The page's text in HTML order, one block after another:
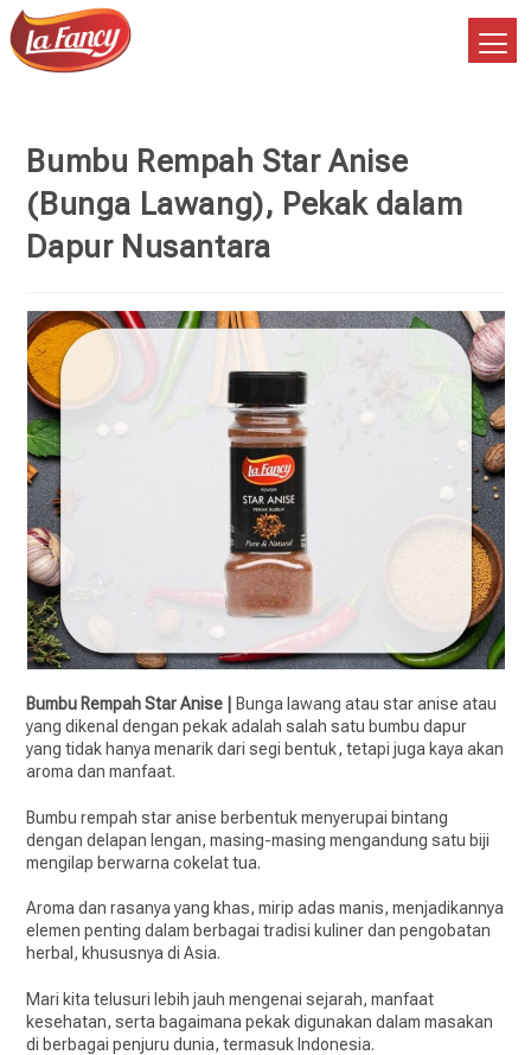
Bumbu Rempah Star Anise
(Bunga Lawang), Pekak dalam
Dapur Nusantara
Bumbu Rempah Star Anise |
Bunga lawang atau star anise atau
yang dikenal dengan pekak adalah salah satu bumbu dapur
yang tidak hanya menarik dari segi bentuk, tetapi juga kaya akan
aroma dan manfaat.
Bumbu rempah star anise berbentuk menyerupai bintang
dengan delapan lengan, masing-masing mengandung satu biji
mengilap berwarna cokelat tua.
Aroma dan rasanya yang khas, mirip adas manis, menjadikannya
elemen penting dalam berbagai tradisi kuliner dan pengobatan
herbal, khususnya di Asia.
Mari kita telusuri lebih jauh mengenai sejarah, manfaat
kesehatan, serta bagaimana pekak digunakan dalam masakan
di berbagai penjuru dunia, termasuk Indonesia.